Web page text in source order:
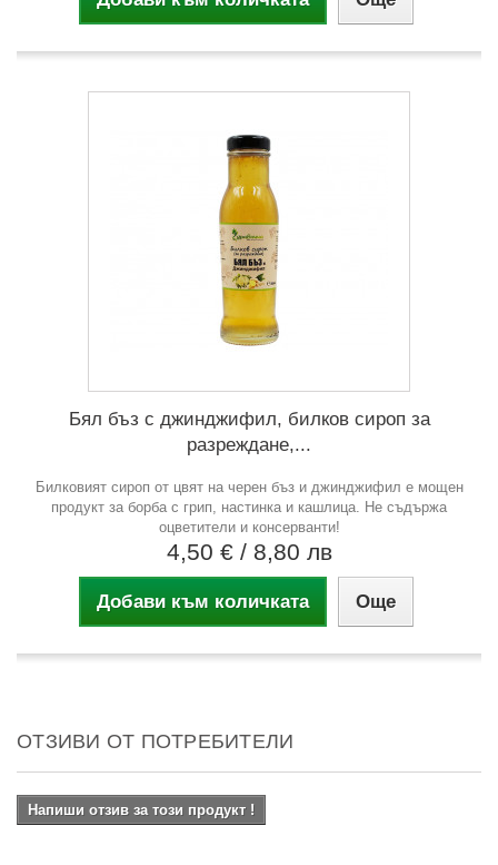
Бял бъз с джинджифил, билков сироп за
разреждане,...
Билковият сироп от цвят на черен бъз и джинджифил е мощен
продукт за борба с грип, настинка и кашлица. Не съдържа
оцветители и консерванти!
4,50 € / 8,80 лв
Добави към количката Още
ОТЗИВИ ОТ ПОТРЕБИТЕЛИ
Напиши отзив за този продукт !